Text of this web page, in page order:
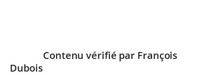
Contenu vérifié par François
Dubois